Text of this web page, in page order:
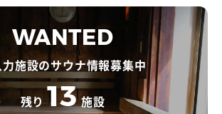
WANTED
施設のサウナ情報募集中
残り 13 施設